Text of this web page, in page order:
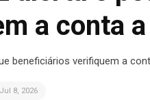
a conta
beneficiários verifiquem a
Jul 8, 2026